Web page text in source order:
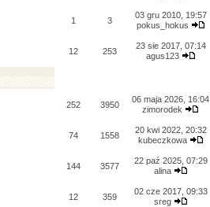
1 3
03 gru 2010, 19:57
pokus_hokus
12 253
23 sie 2017, 07:14
agus123
252 3950
06 maja 2026, 16:04
zimorodek
74 1558
20 kwi 2022, 20:32
kubeczkowa
144 3577
22 paź 2025, 07:29
alina
12 359
02 cze 2017, 09:33
sreg